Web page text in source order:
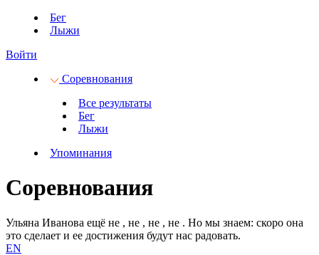
Бег
Лыжи
Войти
Соревнования
Все результаты
Бег
Лыжи
Упоминания
Соревнования
Ульяна Иванова ещё не , не , не , не . Но мы знаем: скоро она
это сделает и ее достижения будут нас радовать.
EN